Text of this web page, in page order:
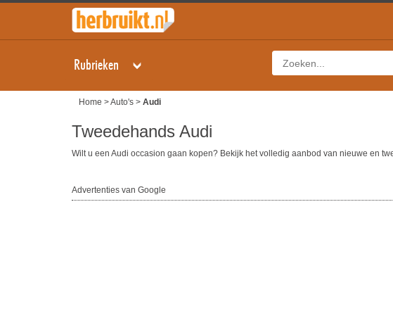
Rubrieken
Home >Auto's > Audi
Tweedehands Audi
Wilt u een Audi occasion gaan kopen? Bekijk het volledig aanbod van nieuwe en
Advertenties van Google